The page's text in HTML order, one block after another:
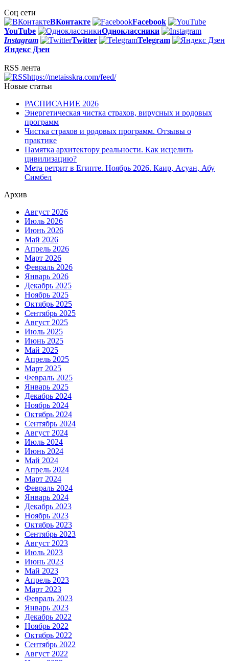
Соц сети
ВКонтакте
Facebook
YouTube
Одноклассники
Instagram
Twitter
Telegram
Яндекс Дзен
RSS лента
https://metaisskra.com/feed/
Новые статьи
РАСПИСАНИЕ 2026
Энергетическая чистка страхов, вирусных и родовых
программ
Чистка страхов и родовых программ. Отзывы о
практике
Памятка архитектору реальности. Как исцелить
цивилизацию?
Мета ретрит в Египте. Ноябрь 2026. Каир, Асуан, Абу
Симбел
Архив
Август 2026
Июль 2026
Июнь 2026
Май 2026
Апрель 2026
Март 2026
Февраль 2026
Январь 2026
Декабрь 2025
Ноябрь 2025
Октябрь 2025
Сентябрь 2025
Август 2025
Июль 2025
Июнь 2025
Май 2025
Апрель 2025
Март 2025
Февраль 2025
Январь 2025
Декабрь 2024
Ноябрь 2024
Октябрь 2024
Сентябрь 2024
Август 2024
Июль 2024
Июнь 2024
Май 2024
Апрель 2024
Март 2024
Февраль 2024
Январь 2024
Декабрь 2023
Ноябрь 2023
Октябрь 2023
Сентябрь 2023
Август 2023
Июль 2023
Июнь 2023
Май 2023
Апрель 2023
Март 2023
Февраль 2023
Январь 2023
Декабрь 2022
Ноябрь 2022
Октябрь 2022
Сентябрь 2022
Август 2022